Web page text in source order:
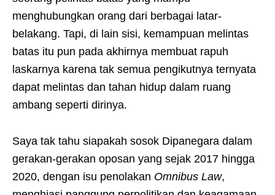
menghubungkan orang dari berbagai latar-
belakang. Tapi, di lain sisi, kemampuan melintas
batas itu pun pada akhirnya membuat rapuh
laskarnya karena tak semua pengikutnya ternyata
dapat melintas dan tahan hidup dalam ruang
ambang seperti dirinya.
Saya tak tahu siapakah sosok Dipanegara dalam
gerakan-gerakan oposan yang sejak 2017 hingga
2020, dengan isu penolakan Omnibus Law,